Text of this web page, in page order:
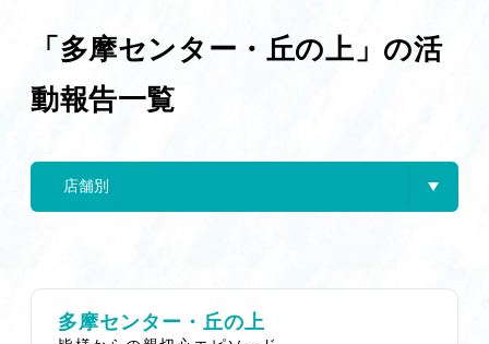
「多摩センター・丘の上」の活
動報告一覧
多摩センター・丘の上